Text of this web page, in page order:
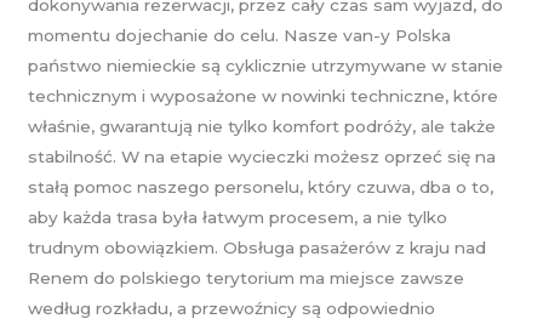
dokonywania rezerwacji, przez cały czas sam wyjazd, do
momentu dojechanie do celu. Nasze van-y Polska
państwo niemieckie są cyklicznie utrzymywane w stanie
technicznym i wyposażone w nowinki techniczne, które
właśnie, gwarantują nie tylko komfort podróży, ale także
stabilność. W na etapie wycieczki możesz oprzeć się na
stałą pomoc naszego personelu, który czuwa, dba o to,
aby każda trasa była łatwym procesem, a nie tylko
trudnym obowiązkiem. Obsługa pasażerów z kraju nad
Renem do polskiego terytorium ma miejsce zawsze
według rozkładu, a przewoźnicy są odpowiednio